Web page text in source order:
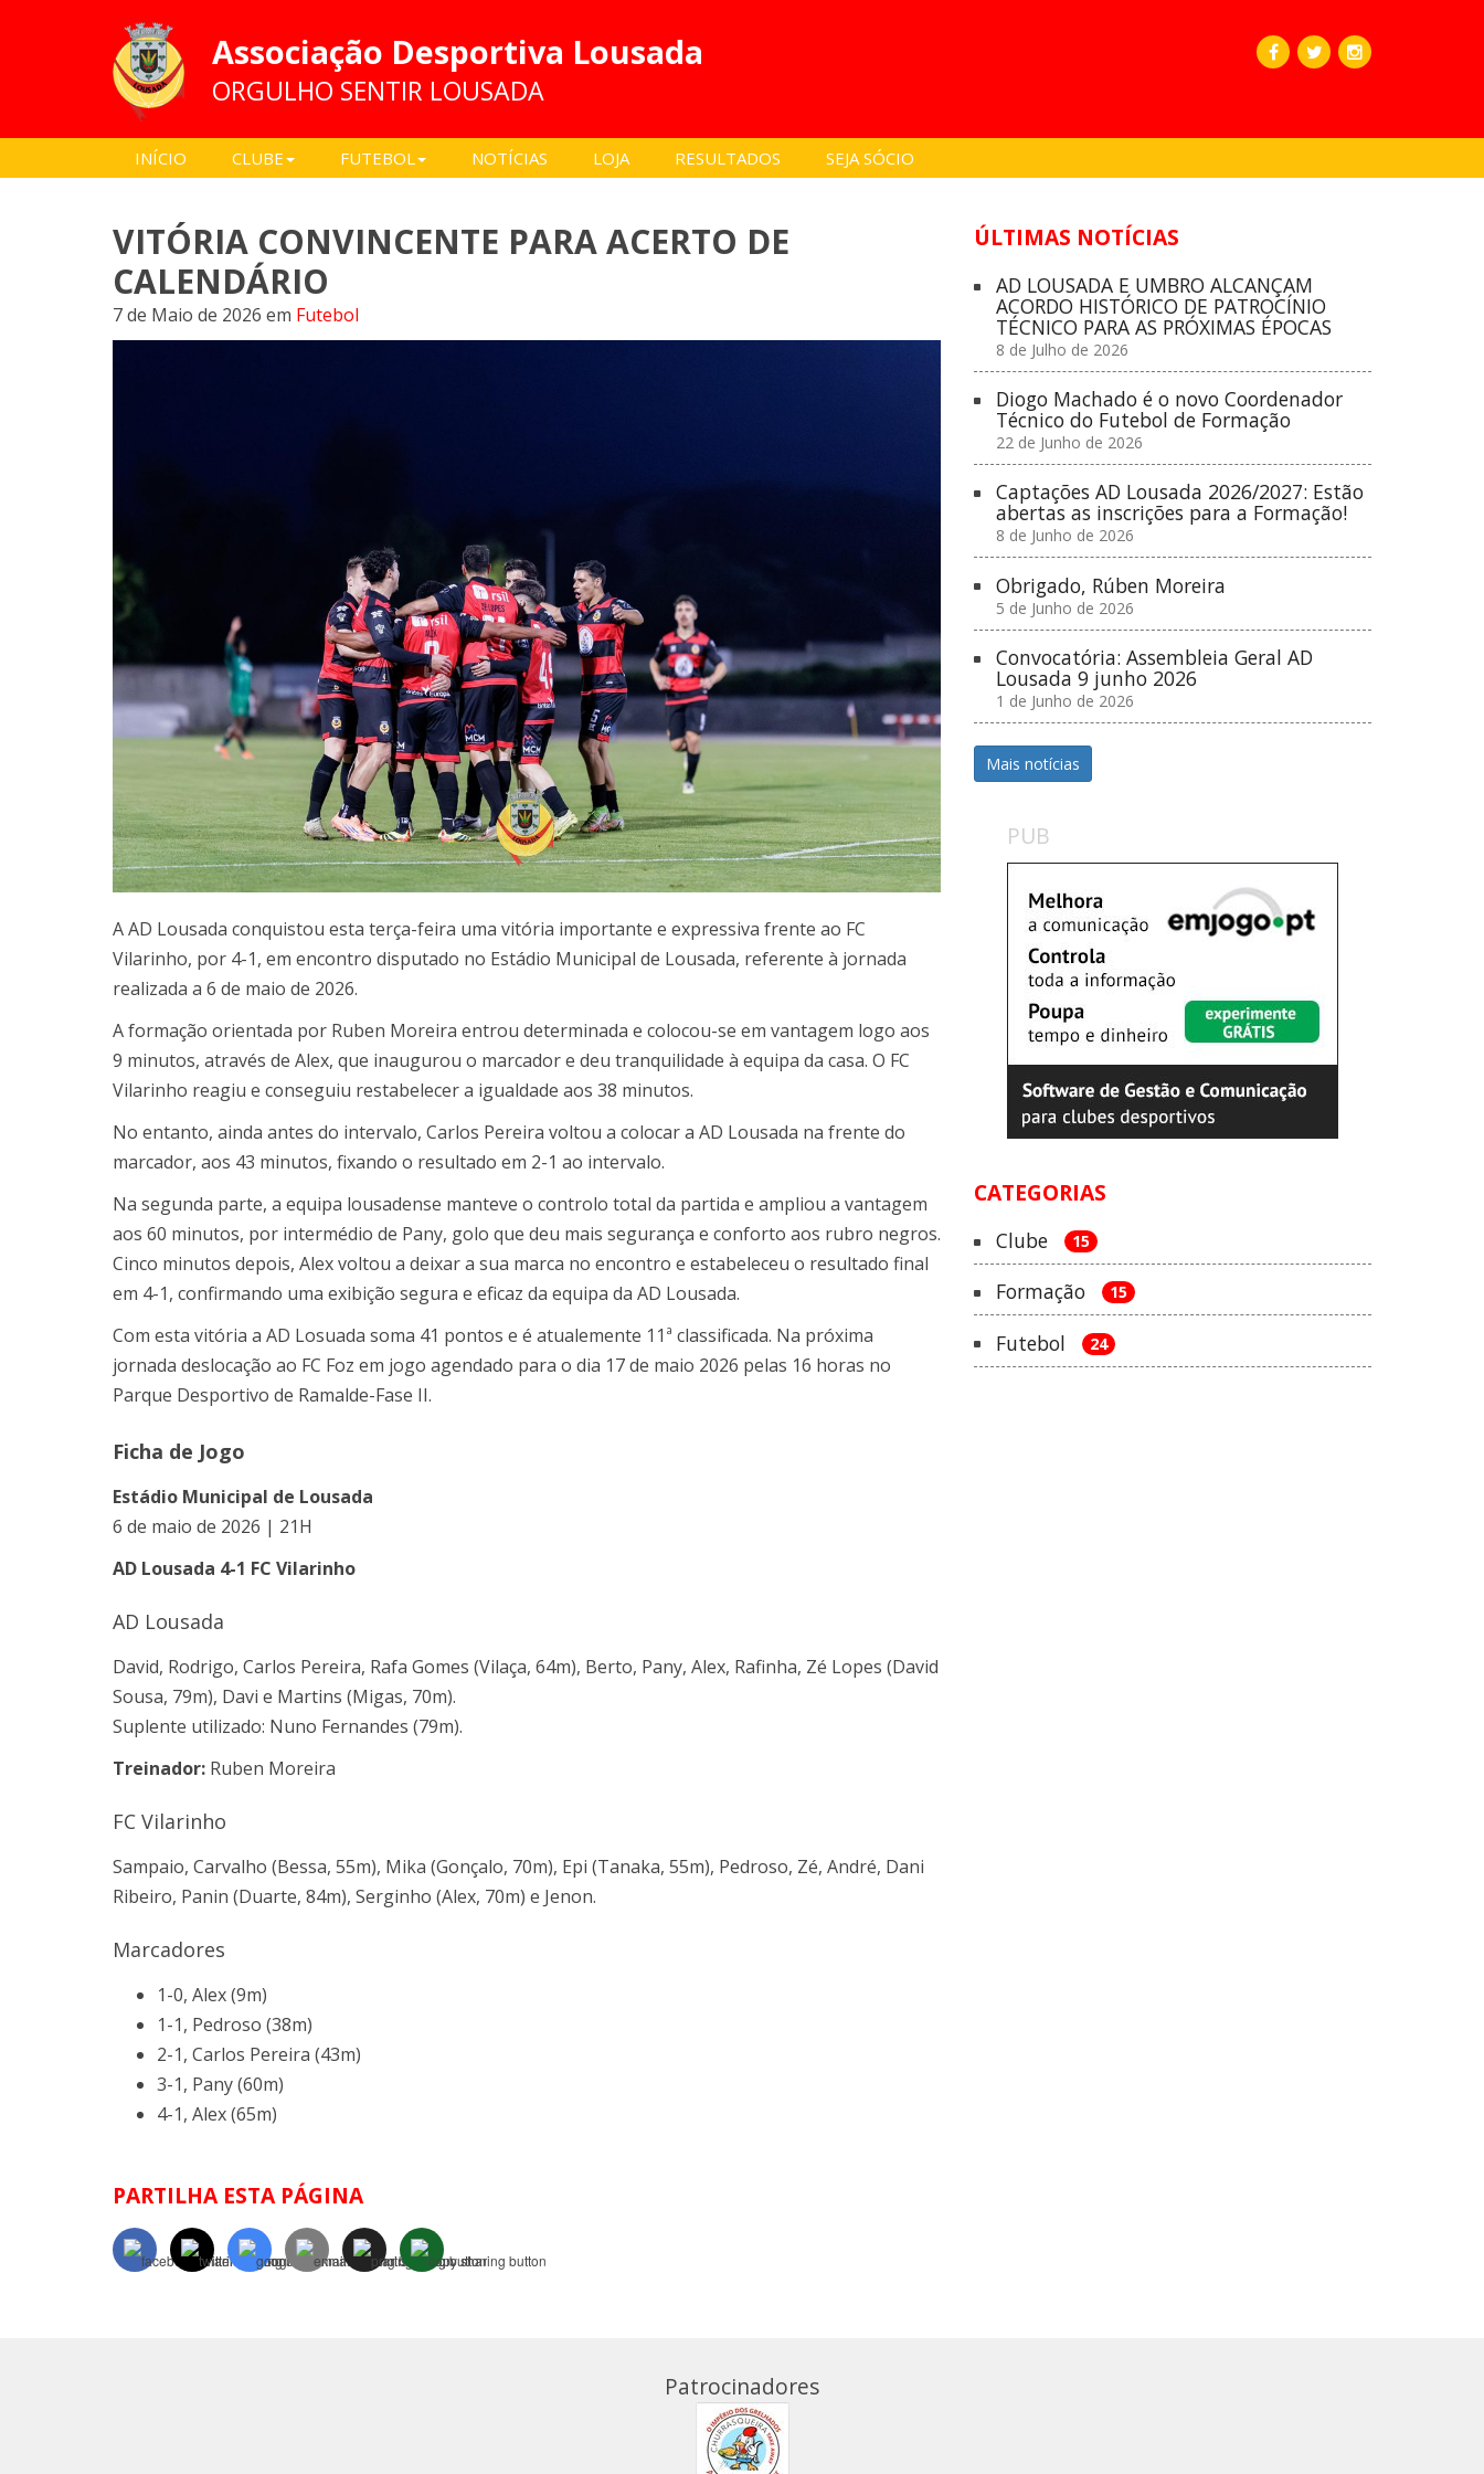
Associação Desportiva Lousada
ORGULHO SENTIR LOUSADA
INÍCIO CLUBE FUTEBOL NOTÍCIAS LOJA RESULTADOS SEJA SÓCIO
VITÓRIA CONVINCENTE PARA ACERTO DE
CALENDÁRIO
7 de Maio de 2026 em Futebol
A AD Lousada conquistou esta terça-feira uma vitória importante e expressiva frente ao FC
Vilarinho, por 4-1, em encontro disputado no Estádio Municipal de Lousada, referente à jornada
realizada a 6 de maio de 2026.
A formação orientada por Ruben Moreira entrou determinada e colocou-se em vantagem logo aos
9 minutos, através de Alex, que inaugurou o marcador e deu tranquilidade à equipa da casa. O FC
Vilarinho reagiu e conseguiu restabelecer a igualdade aos 38 minutos.
No entanto, ainda antes do intervalo, Carlos Pereira voltou a colocar a AD Lousada na frente do
marcador, aos 43 minutos, fixando o resultado em 2-1 ao intervalo.
Na segunda parte, a equipa lousadense manteve o controlo total da partida e ampliou a vantagem
aos 60 minutos, por intermédio de Pany, golo que deu mais segurança e conforto aos rubro negros.
Cinco minutos depois, Alex voltou a deixar a sua marca no encontro e estabeleceu o resultado final
em 4-1, confirmando uma exibição segura e eficaz da equipa da AD Lousada.
Com esta vitória a AD Losuada soma 41 pontos e é atualemente 11ª classificada. Na próxima
jornada deslocação ao FC Foz em jogo agendado para o dia 17 de maio 2026 pelas 16 horas no
Parque Desportivo de Ramalde-Fase II.
Ficha de Jogo
Estádio Municipal de Lousada
6 de maio de 2026 | 21H
AD Lousada 4-1 FC Vilarinho
AD Lousada
David, Rodrigo, Carlos Pereira, Rafa Gomes (Vilaça, 64m), Berto, Pany, Alex, Rafinha, Zé Lopes (David
Sousa, 79m), Davi e Martins (Migas, 70m).
Suplente utilizado: Nuno Fernandes (79m).
Treinador: Ruben Moreira
FC Vilarinho
Sampaio, Carvalho (Bessa, 55m), Mika (Gonçalo, 70m), Epi (Tanaka, 55m), Pedroso, Zé, André, Dani
Ribeiro, Panin (Duarte, 84m), Serginho (Alex, 70m) e Jenon.
Marcadores
1-0, Alex (9m)
1-1, Pedroso (38m)
2-1, Carlos Pereira (43m)
3-1, Pany (60m)
4-1, Alex (65m)
PARTILHA ESTA PÁGINA
ÚLTIMAS NOTÍCIAS
AD LOUSADA E UMBRO ALCANÇAM
ACORDO HISTÓRICO DE PATROCÍNIO
TÉCNICO PARA AS PRÓXIMAS ÉPOCAS
8 de Julho de 2026
Diogo Machado é o novo Coordenador
Técnico do Futebol de Formação
22 de Junho de 2026
Captações AD Lousada 2026/2027: Estão
abertas as inscrições para a Formação!
8 de Junho de 2026
Obrigado, Rúben Moreira
5 de Junho de 2026
Convocatória: Assembleia Geral AD
Lousada 9 junho 2026
1 de Junho de 2026
Mais notícias
PUB
CATEGORIAS
Clube 15
Formação 15
Futebol 24
Patrocinadores